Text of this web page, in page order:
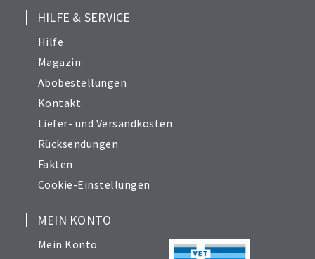
HILFE & SERVICE
Hilfe
Magazin
Abobestellungen
Kontakt
Liefer- und Versandkosten
Rücksendungen
Fakten
Cookie-Einstellungen
MEIN KONTO
Mein Konto